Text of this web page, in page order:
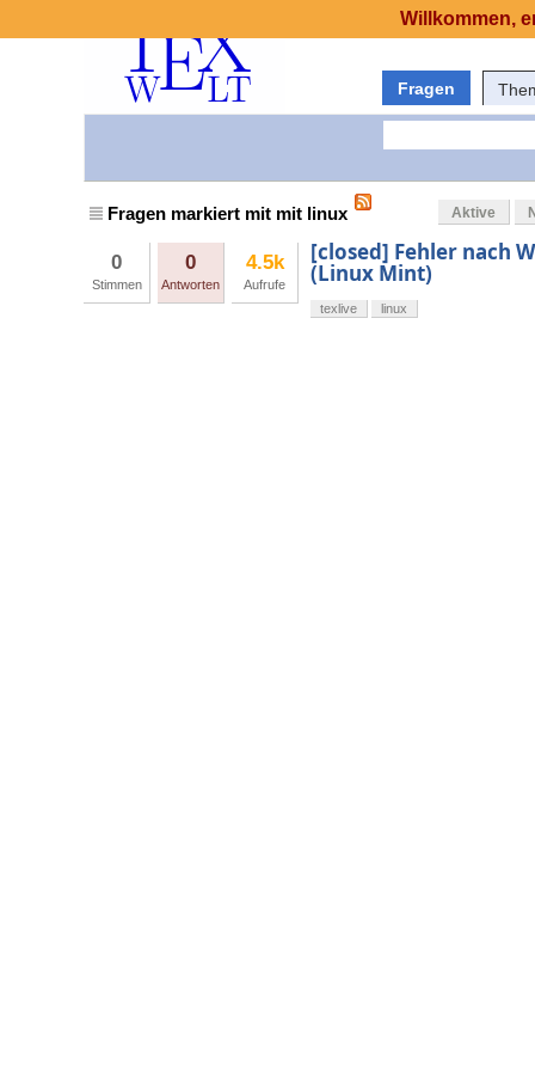
Fragen
Fragen markiert mit mit linux Aktive
0
Stimmen
0
Antworten
4.5k
Aufrufe
[closed] Fehler nach
(Linux Mint)
texlive linux
Willkommen,